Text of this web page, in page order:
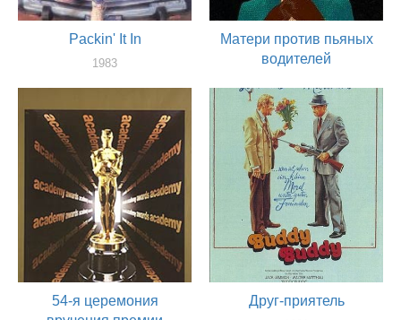
Packin' It In
1983
Матери против пьяных
водителей
актер
54-я церемония
Друг-приятель